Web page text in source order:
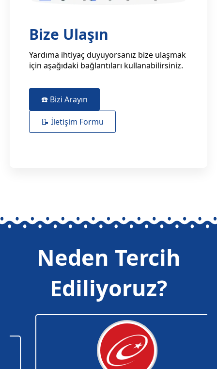
Bize Ulaşın
Yardıma ihtiyaç duyuyorsanız bize ulaşmak
için aşağıdaki bağlantıları kullanabilirsiniz.
☎️ Bizi Arayın
📝 İletişim Formu
Neden Tercih
Ediliyoruz?